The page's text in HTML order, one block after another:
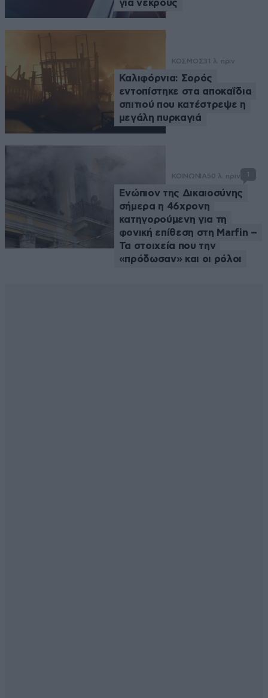
για νεκρούς
ΚΟΣΜΟΣ31 λ. πριν
Καλιφόρνια: Σορός
εντοπίστηκε στα αποκαΐδια
σπιτιού που κατέστρεψε η
μεγάλη πυρκαγιά
ΚΟΙΝΩΝΙΑ50 λ. πριν 1
Ενώπιον της Δικαιοσύνης
σήμερα η 46χρονη
κατηγορούμενη για τη
φονική επίθεση στη Marfin –
Τα στοιχεία που την
«πρόδωσαν» και οι ρόλοι